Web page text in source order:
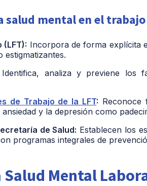
salud mental en el trabajo
(LFT): Incorpora de forma explícita
estigmatizantes.
Identifica, analiza y previene los
de Trabajo de la LFT: Reconoce
y la depresión como
de Salud: Establecen los
programas integrales de
Mental